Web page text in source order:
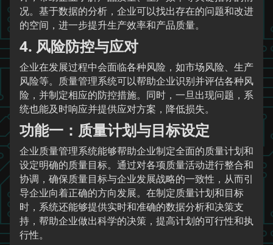
况。基于数据的分析，企业可以找出存在的问题和改进
的空间，进一步提升生产效率和产品质量。
4. 风险防控与应对
企业在发展过程中会面临各种风险，如市场风险、生产
风险等。质量管理系统可以帮助企业识别并评估各种风
险，并制定相应的防控措施。同时，一旦出现问题，系
统也能及时响应并提供应对方案，降低损失。
功能一：质量计划与目标设定
企业质量管理系统能够帮助企业制定全面的质量计划和
设定明确的质量目标。通过对各项质量活动进行整合和
协调，确保质量目标与企业发展战略的一致性，从而引
导企业向着正确的方向发展。在制定质量计划和目标
时，系统还能够提供实时和准确的数据分析和决策支
持，帮助企业做出科学的决策，提高计划的可行性和执
行性。